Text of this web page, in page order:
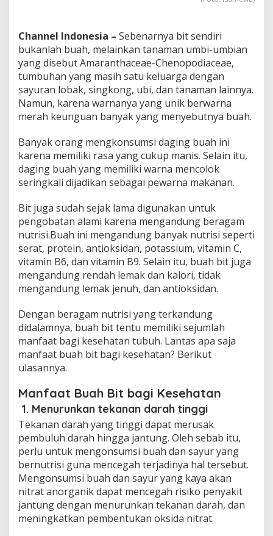
e
h
a
t
a
n
Channel Indonesia – Sebenarnya bit sendiri
bukanlah buah, melainkan tanaman umbi-umbian
yang disebut Amaranthaceae-Chenopodiaceae,
tumbuhan yang masih satu keluarga dengan
sayuran lobak, singkong, ubi, dan tanaman lainnya.
Namun, karena warnanya yang unik berwarna
merah keunguan banyak yang menyebutnya buah.
Banyak orang mengkonsumsi daging buah ini
karena memiliki rasa yang cukup manis. Selain itu,
daging buah yang memiliki warna mencolok
seringkali dijadikan sebagai pewarna makanan.
Bit juga sudah sejak lama digunakan untuk
pengobatan alami karena mengandung beragam
nutrisi.Buah ini mengandung banyak nutrisi seperti
serat, protein, antioksidan, potassium, vitamin C,
vitamin B6, dan vitamin B9. Selain itu, buah bit juga
mengandung rendah lemak dan kalori, tidak
mengandung lemak jenuh, dan antioksidan.
Dengan beragam nutrisi yang terkandung
didalamnya, buah bit tentu memiliki sejumlah
manfaat bagi kesehatan tubuh. Lantas apa saja
manfaat buah bit bagi kesehatan? Berikut
ulasannya.
Manfaat Buah Bit bagi Kesehatan
1. Menurunkan tekanan darah tinggi
Tekanan darah yang tinggi dapat merusak
pembuluh darah hingga jantung. Oleh sebab itu,
perlu untuk mengonsumsi buah dan sayur yang
bernutrisi guna mencegah terjadinya hal tersebut.
Mengonsumsi buah dan sayur yang kaya akan
nitrat anorganik dapat mencegah risiko penyakit
jantung dengan menurunkan tekanan darah, dan
meningkatkan pembentukan oksida nitrat.